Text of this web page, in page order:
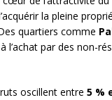
la pleine
quartiers comme
par des non-
oscillent entre 5 %